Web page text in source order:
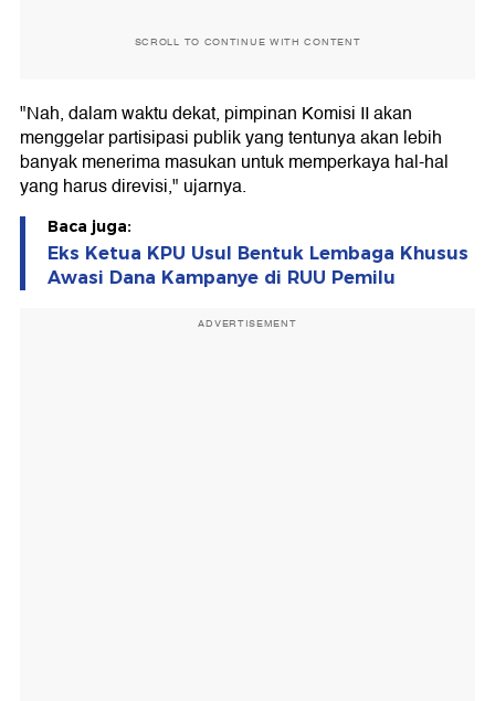
SCROLL TO CONTINUE WITH CONTENT
"Nah, dalam waktu dekat, pimpinan Komisi II akan
menggelar partisipasi publik yang tentunya akan lebih
banyak menerima masukan untuk memperkaya hal-hal
yang harus direvisi," ujarnya.
Baca juga:
Eks Ketua KPU Usul Bentuk Lembaga Khusus
Awasi Dana Kampanye di RUU Pemilu
ADVERTISEMENT